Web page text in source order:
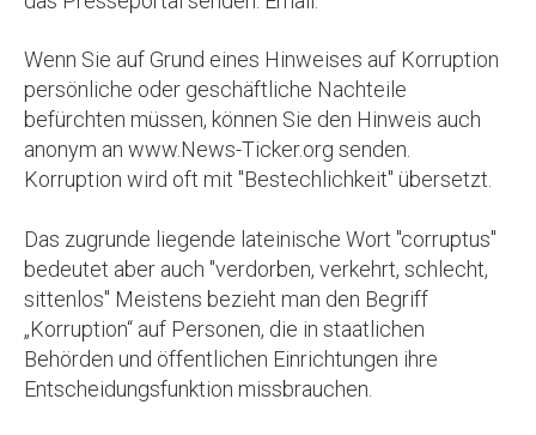
Wenn Sie auf Grund eines Hinweises auf Korruption
persönliche oder geschäftliche Nachteile
befürchten müssen, können Sie den Hinweis auch
anonym an www.News-Ticker.org senden.
Korruption wird oft mit "Bestechlichkeit" übersetzt.
Das zugrunde liegende lateinische Wort "corruptus"
bedeutet aber auch "verdorben, verkehrt, schlecht,
sittenlos" Meistens bezieht man den Begriff
„Korruption“ auf Personen, die in staatlichen
Behörden und öffentlichen Einrichtungen ihre
Entscheidungsfunktion missbrauchen.